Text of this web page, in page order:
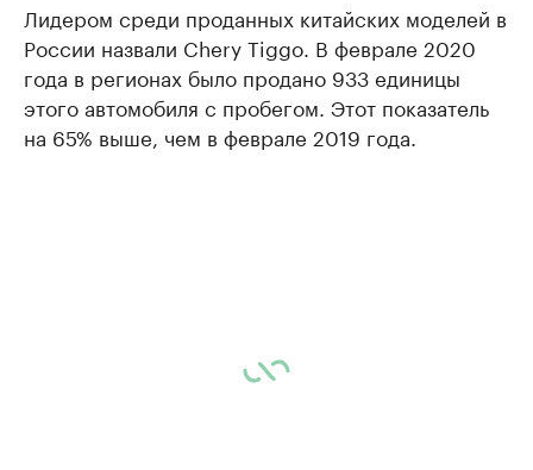
Лидером среди проданных китайских моделей в
России назвали Chery Tiggo. В феврале 2020
года в регионах было продано 933 единицы
этого автомобиля с пробегом. Этот показатель
на 65% выше, чем в феврале 2019 года.